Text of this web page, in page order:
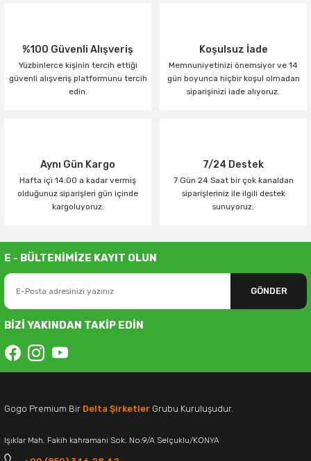
%100 Güvenli Alışveriş
Yüzbinlerce kişinin tercih ettiği
güvenli alışveriş platformunu tercih
edin.
Koşulsuz İade
Memnuniyetinizi önemsiyor ve 14
gün boyunca hiçbir koşul olmadan
siparişinizi iade alıyoruz.
Aynı Gün Kargo
Hafta içi 14:00 a kadar vermiş
olduğunuz siparişleri gün içinde
kargoluyoruz.
7/24 Destek
7 Gün 24 Saat bir çok kanaldan
siparişleriniz ile ilgili destek
sunuyoruz.
E - BÜLTENİMİZE KAYIT OLUN
GÖNDER
BİZİ YAKINDAN TAKİP EDİN
Gogo Premium Bir Delta Şirketler Grubu Kuruluşudur.
Işıklar Mah. Fakih kahramani Sok. No:9/A Selçuklu/KONYA